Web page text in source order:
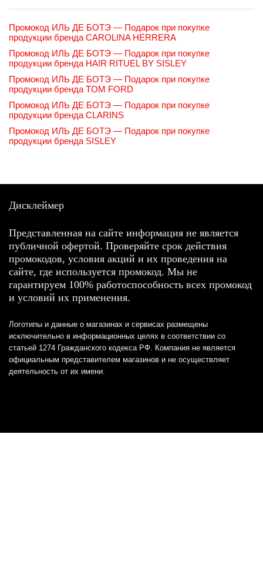
Промокод ИЛЬ ДЕ БОТЭ — Подарок при покупке
продукции бренда CAROLINA HERRERA
Промокод ИЛЬ ДЕ БОТЭ — Подарок при покупке
продукции бренда HAIR RITUEL BY SISLEY
Промокод ИЛЬ ДЕ БОТЭ — Подарок при покупке
продукции бренда TOM FORD
Промокод ИЛЬ ДЕ БОТЭ — Подарок при покупке
продукции бренда CLARINS
Промокод ИЛЬ ДЕ БОТЭ — Подарок при покупке
продукции бренда SISLEY
Дисклеймер
Представленная на сайте информация не является
публичной офертой. Проверяйте срок действия
промокодов, условия акций и их проведения на
сайте, где используется промокод. Мы не
гарантируем 100% работоспособность всех промокод
и условий их применения.
Логотипы и данные о магазинах и сервисах размещены
исключительно в информационных целях в соответствии со
статьей 1274 Гражданского кодекса РФ. Компания не является
официальным представителем магазинов и не осуществляет
деятельность от их имени.